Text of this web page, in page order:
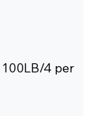
4 per